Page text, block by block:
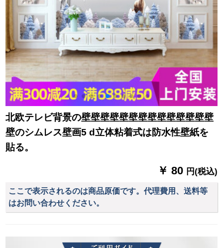
北欧テレビ背景の壁壁壁壁壁壁壁壁壁壁壁壁壁壁
壁のシムレス壁画5 d立体粘着式は防水性壁紙を
貼る。
￥ 80 円(税込)
ここで表示されるのは商品原価です。代理費用、送料等
はお問い合わせください。